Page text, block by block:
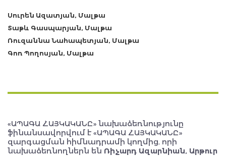
Սուրեն Ազատյան, Մալթա
Տաթև Գասպարյան, Մալթա
Ռուզաննա Նահապետյան, Մալթա
Գոռ Պողոսյան, Մալթա
«ԱՊԱԳԱ ՀԱՅԿԱԿԱՆԸ» նախաձեռնությունը
ֆինանսավորվում է «ԱՊԱԳԱ ՀԱՅԿԱԿԱՆԸ»
զարգացման հիմնադրամի կողմից, որի
նախաձեռնողներն են Ռիչարդ Ազարնիան, Արթուր